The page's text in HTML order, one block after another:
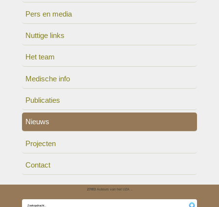
Pers en media
Nuttige links
Het team
Medische info
Publicaties
Nieuws
Projecten
Contact
27/03Auteurs van het UZA ..